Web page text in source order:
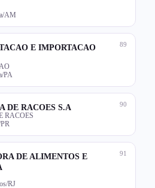
AM
89
E IMPORTACAO
PA
90
DE RACOES S.A
RACOES
91
DE ALIMENTOS E
RJ